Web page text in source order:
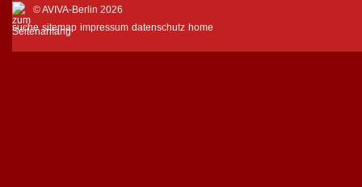
© AVIVA-Berlin 2026
suche sitemap impressum datenschutz home